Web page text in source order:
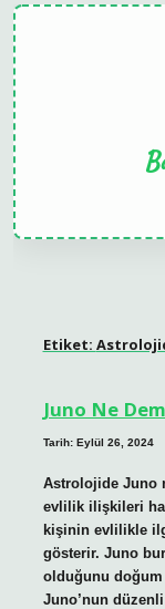
Etiket:
Juno Ne
Tarih: Eylül 26, 2024
Astrolojide Juno
evlilik ilişkileri
kişinin evlilikle
gösterir. Juno
olduğunu doğum
Juno’nun